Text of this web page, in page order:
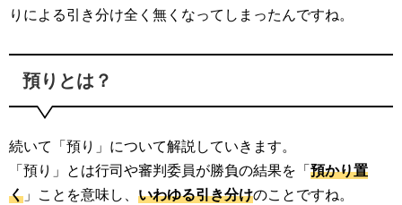
りによる引き分け全く無くなってしまったんですね。
預りとは？
続いて「預り」について解説していきます。
「預り」とは行司や審判委員が勝負の結果を「預かり置
く 」ことを意味し、 いわゆる引き分けのことですね。